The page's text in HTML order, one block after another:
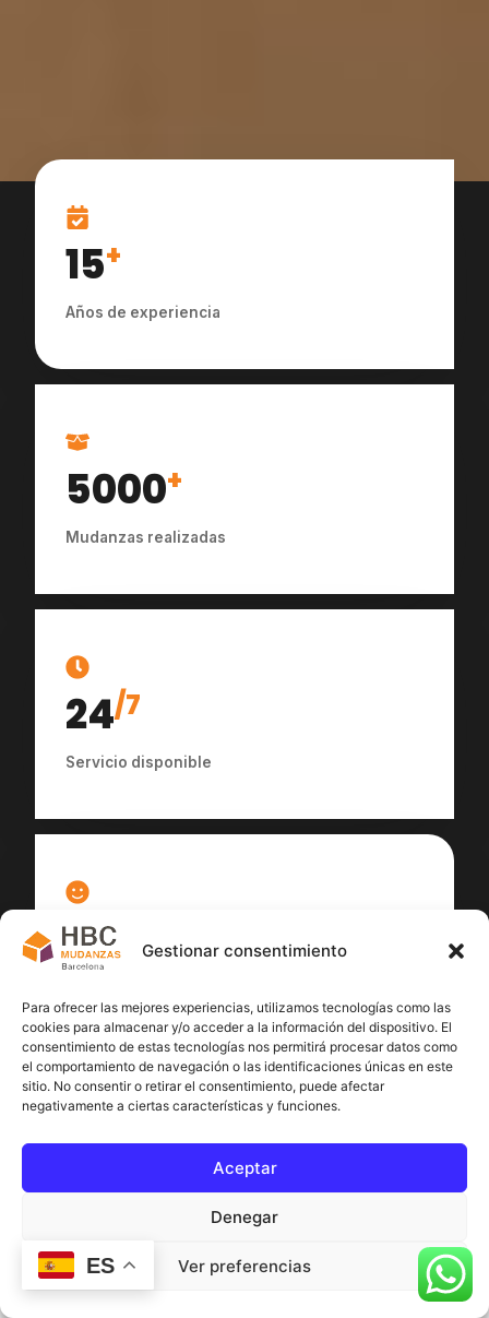
Gestionar consentimiento
Para ofrecer las mejores experiencias, utilizamos tecnologías como las
cookies para almacenar y/o acceder a la información del dispositivo. El
consentimiento de estas tecnologías nos permitirá procesar datos como
el comportamiento de navegación o las identificaciones únicas en este
sitio. No consentir o retirar el consentimiento, puede afectar
negativamente a ciertas características y funciones.
Aceptar
Denegar
Ver preferencias
15+
Años de experiencia
5000+
Mudanzas realizadas
24/7
Servicio disponible
100
ES